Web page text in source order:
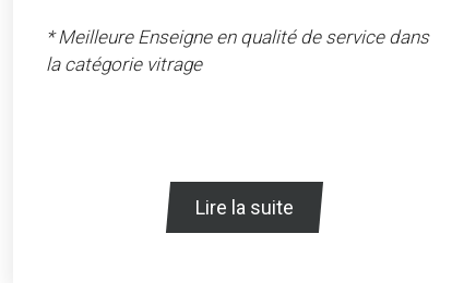
* Meilleure Enseigne en qualité de service dans
la catégorie vitrage
Lire la suite